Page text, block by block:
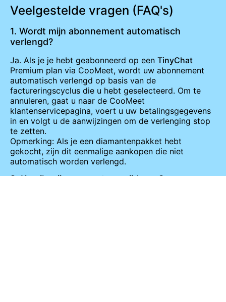
Veelgestelde vragen (FAQ's)
1. Wordt mijn abonnement automatisch
verlengd?
Ja. Als je je hebt geabonneerd op een TinyChat
Premium plan via CooMeet, wordt uw abonnement
automatisch verlengd op basis van de
factureringscyclus die u hebt geselecteerd. Om te
annuleren, gaat u naar de CooMeet
klantenservicepagina, voert u uw betalingsgegevens
in en volgt u de aanwijzingen om de verlenging stop
te zetten.
Opmerking: Als je een diamantenpakket hebt
gekocht, zijn dit eenmalige aankopen die niet
automatisch worden verlengd.
2. Kan ik mijn account verwijderen?